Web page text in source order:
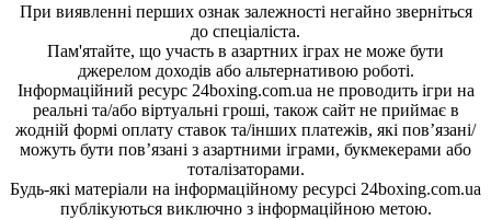
При виявленні перших ознак залежності негайно зверніться
до спеціаліста.
Пам'ятайте, що участь в азартних іграх не може бути
джерелом доходів або альтернативою роботі.
Інформаційний ресурс 24boxing.com.ua не проводить ігри на
реальні та/або віртуальні гроші, також сайт не приймає в
жодній формі оплату ставок та/інших платежів, які пов’язані/
можуть бути пов’язані з азартними іграми, букмекерами або
тоталізаторами.
Будь-які матеріали на інформаційному ресурсі 24boxing.com.ua
публікуються виключно з інформаційною метою.